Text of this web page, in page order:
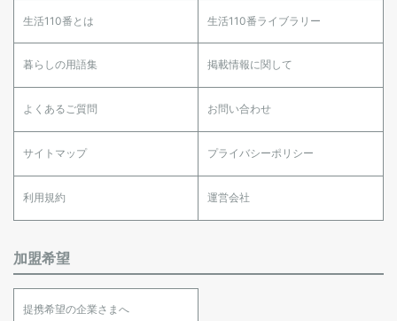
生活110番とは 生活110番ライブラリー
暮らしの用語集 掲載情報に関して
よくあるご質問 お問い合わせ
サイトマップ プライバシーポリシー
利用規約 運営会社
加盟希望
提携希望の企業さまへ